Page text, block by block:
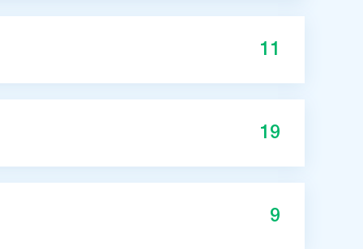
11
19
9